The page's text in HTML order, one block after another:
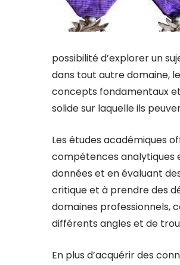
possibilité d’explorer un
dans tout autre domaine,
concepts fondamentaux
solide sur laquelle ils
Les études académiques
compétences analytiques
données et en évaluant
critique et à prendre des
domaines professionnels,
différents angles et de
En plus d’acquérir des